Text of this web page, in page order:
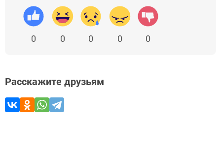
0 0 0 0 0
Расскажите друзьям